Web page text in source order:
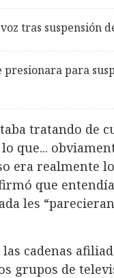
tras suspensión
presionara para
tratando de
que...
era realmente
que
les
cadenas
grupos de